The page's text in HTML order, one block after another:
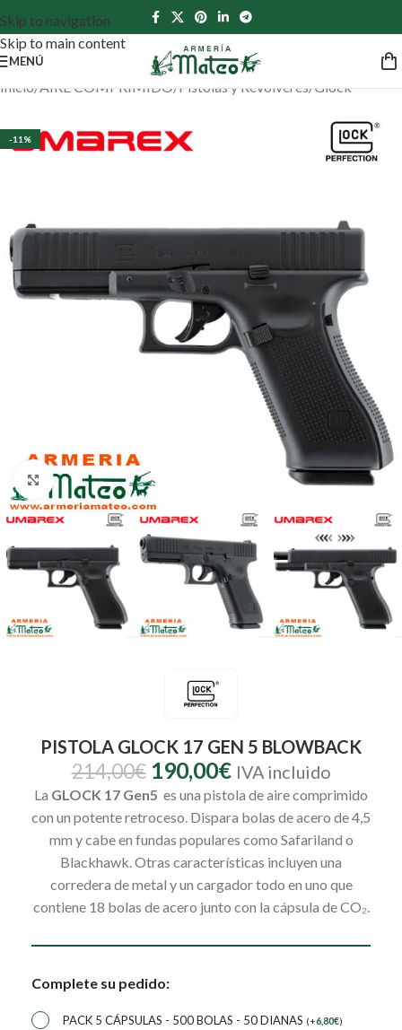
Skip to navigation
Skip to main content
MENÚ
Inicio/AIRE COMPRIMIDO/ Pistolas y Revólveres/ Glock
-11%
Clic para ampliar
PISTOLA GLOCK 17 GEN 5 BLOWBACK
214,00€ 190,00€ IVA incluido
La GLOCK 17 Gen5 es una pistola de aire comprimido
con un potente retroceso. Dispara bolas de acero de 4,5
mm y cabe en fundas populares como Safariland o
Blackhawk. Otras características incluyen una
corredera de metal y un cargador todo en uno que
contiene 18 bolas de acero junto con la cápsula de CO₂.
Complete su pedido:
PACK 5 CÁPSULAS - 500 BOLAS - 50 DIANAS (+6,80€)